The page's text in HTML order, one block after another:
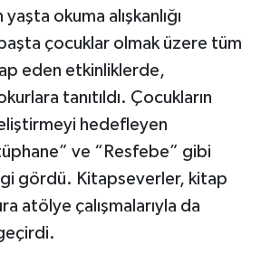
okuma alışkanlığı
çocuklar olmak üzere tüm
eden etkinliklerde,
tanıtıldı. Çocukların
hedefleyen
ve “Resfebe” gibi
gördü. Kitapseverler, kitap
atölye çalışmalarıyla da